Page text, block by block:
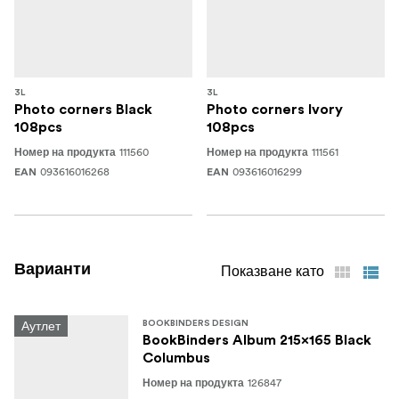
3L
Photo corners Black
108pcs
Номер на продукта 111560
EAN 093616016268
3L
Photo corners Ivory
108pcs
Номер на продукта 111561
EAN 093616016299
Варианти Показване като
Аутлет BOOKBINDERS DESIGN
BookBinders Album 215x165 Black
Columbus
Номер на продукта 126847